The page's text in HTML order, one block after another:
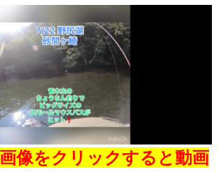
像をクリックすると動画